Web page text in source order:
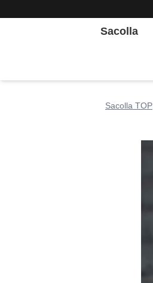
Sacolla
Sacolla TOP